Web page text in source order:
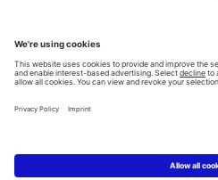
Facebook
Pinterest
Flickr